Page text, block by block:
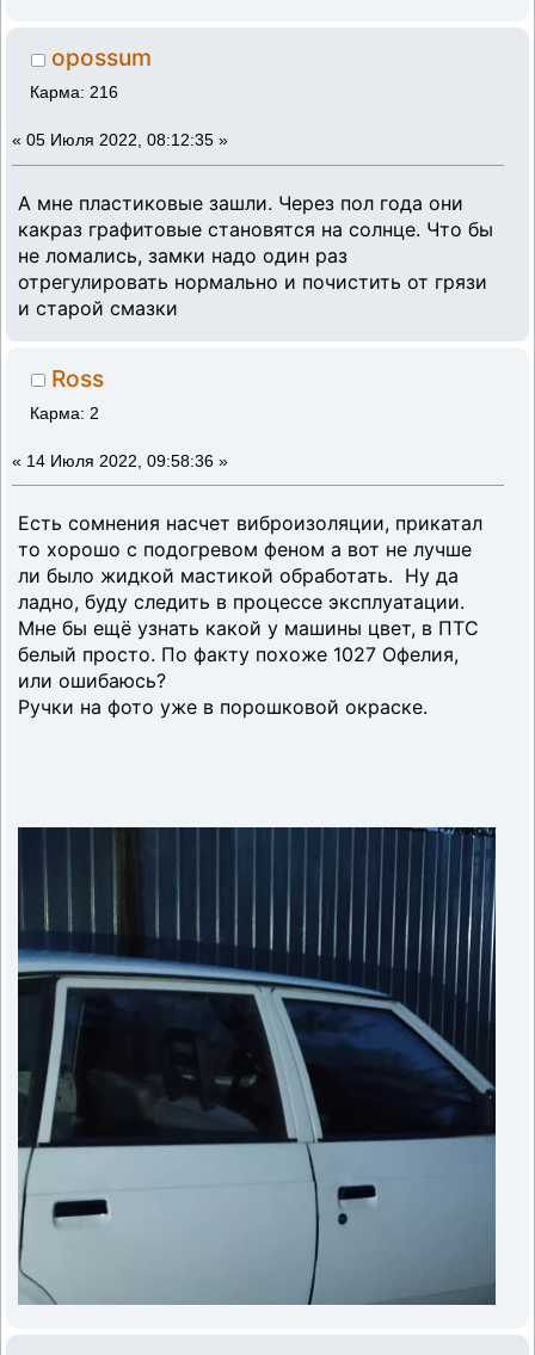
opossum
Карма: 216
« 05 Июля 2022, 08:12:35 »
А мне пластиковые зашли. Через пол года они
какраз графитовые становятся на солнце. Что бы
не ломались, замки надо один раз
отрегулировать нормально и почистить от грязи
и старой смазки
Ross
Карма: 2
« 14 Июля 2022, 09:58:36 »
Есть сомнения насчет виброизоляции, прикатал
то хорошо с подогревом феном а вот не лучше
ли было жидкой мастикой обработать. Ну да
ладно, буду следить в процессе эксплуатации.
Мне бы ещё узнать какой у машины цвет, в ПТС
белый просто. По факту похоже 1027 Офелия,
или ошибаюсь?
Ручки на фото уже в порошковой окраске.